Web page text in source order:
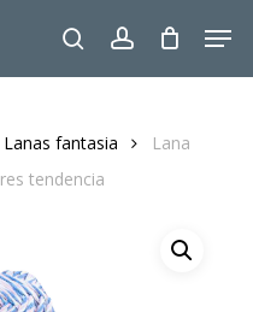
searchaccount
Lanas fantasia
Lana
tendencia